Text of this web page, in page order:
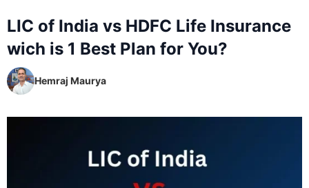
LIC of India vs HDFC Life Insurance
wich is 1 Best Plan for You?
Hemraj Maurya